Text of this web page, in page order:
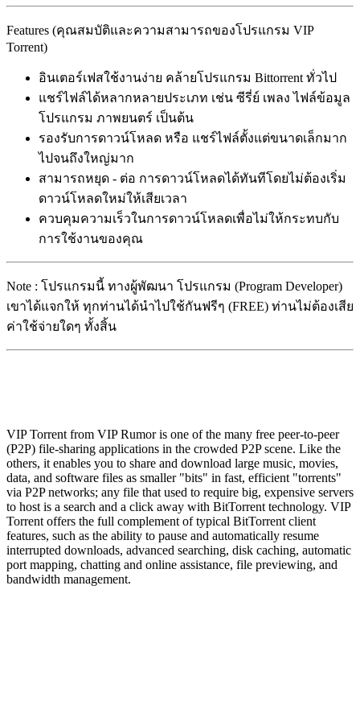
Features (คุณสมบัติและความสามารถของโปรแกรม VIP
Torrent)
อินเตอร์เฟสใช้งานง่าย คล้ายโปรแกรม Bittorrent ทั่วไป
แชร์ไฟล์ได้หลากหลายประเภท เช่น ซีรี่ย์ เพลง ไฟล์ข้อมูล
โปรแกรม ภาพยนตร์ เป็นต้น
รองรับการดาวน์โหลด หรือ แชร์ไฟล์ตั้งแต่ขนาดเล็กมาก
ไปจนถึงใหญ่มาก
สามารถหยุด - ต่อ การดาวน์โหลดได้ทันทีโดยไม่ต้องเริ่ม
ดาวน์โหลดใหม่ให้เสียเวลา
ควบคุมความเร็วในการดาวน์โหลดเพื่อไม่ให้กระทบกับ
การใช้งานของคุณ
Note : โปรแกรมนี้ ทางผู้พัฒนา โปรแกรม (Program Developer)
เขาได้แจกให้ ทุกท่านได้นำไปใช้กันฟรีๆ (FREE) ท่านไม่ต้องเสีย
ค่าใช้จ่ายใดๆ ทั้งสิ้น
VIP Torrent from VIP Rumor is one of the many free peer-to-peer
(P2P) file-sharing applications in the crowded P2P scene. Like the
others, it enables you to share and download large music, movies,
data, and software files as smaller "bits" in fast, efficient "torrents"
via P2P networks; any file that used to require big, expensive servers
to host is a search and a click away with BitTorrent technology. VIP
Torrent offers the full complement of typical BitTorrent client
features, such as the ability to pause and automatically resume
interrupted downloads, advanced searching, disk caching, automatic
port mapping, chatting and online assistance, file previewing, and
bandwidth management.